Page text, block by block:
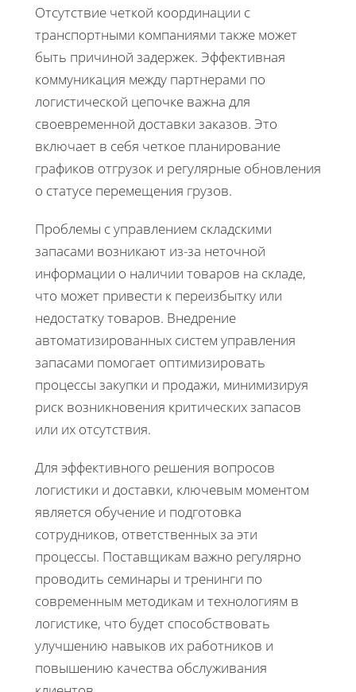
Отсутствие четкой координации с
транспортными компаниями также может
быть причиной задержек. Эффективная
коммуникация между партнерами по
логистической цепочке важна для
своевременной доставки заказов. Это
включает в себя четкое планирование
графиков отгрузок и регулярные обновления
о статусе перемещения грузов.
Проблемы с управлением складскими
запасами возникают из-за неточной
информации о наличии товаров на складе,
что может привести к переизбытку или
недостатку товаров. Внедрение
автоматизированных систем управления
запасами помогает оптимизировать
процессы закупки и продажи, минимизируя
риск возникновения критических запасов
или их отсутствия.
Для эффективного решения вопросов
логистики и доставки, ключевым моментом
является обучение и подготовка
сотрудников, ответственных за эти
процессы. Поставщикам важно регулярно
проводить семинары и тренинги по
современным методикам и технологиям в
логистике, что будет способствовать
улучшению навыков их работников и
повышению качества обслуживания